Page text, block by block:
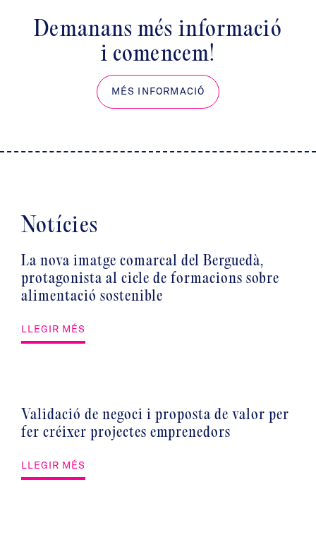
Demanans més informació
i comencem!
MÉS INFORMACIÓ
Notícies
La nova imatge comarcal del Berguedà,
protagonista al cicle de formacions sobre
alimentació sostenible
LLEGIR MÉS
Validació de negoci i proposta de valor per
fer créixer projectes emprenedors
LLEGIR MÉS